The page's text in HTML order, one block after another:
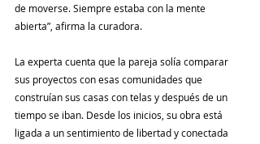
de moverse. Siempre estaba con la mente
abierta”, afirma la curadora.
La experta cuenta que la pareja solía comparar
sus proyectos con esas comunidades que
construían sus casas con telas y después de un
tiempo se iban. Desde los inicios, su obra está
ligada a un sentimiento de libertad y conectada